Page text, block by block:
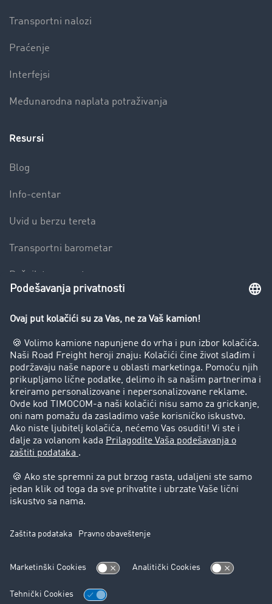
Transportni nalozi
Praćenje
Interfejsi
Međunarodna naplata potraživanja
Resursi
Blog
Info-centar
Uvid u berzu tereta
Transportni barometar
Rečnik transporta
Preduzeće
Uspešne priče
Korisnici preporučuju korisnike
Pravna pitanja
Impressum
Opšti uslovi korišćenja
Zaštita podataka
Cookie-Einstellungen
Podrška